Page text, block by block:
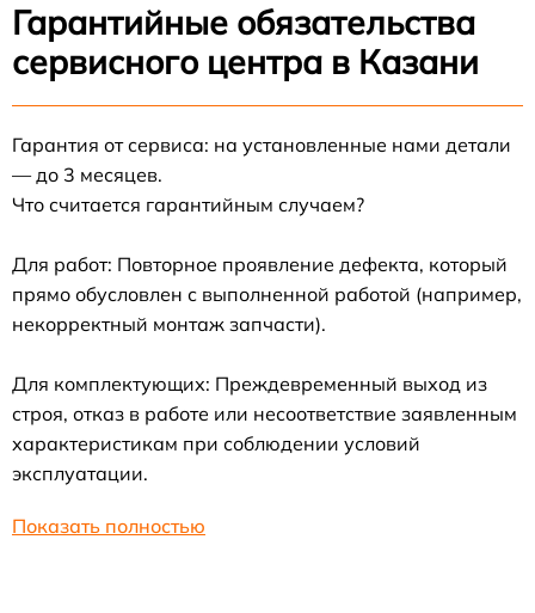
Гарантийные обязательства
сервисного центра в Казани
Гарантия от сервиса: на установленные нами детали
— до 3 месяцев.
Что считается гарантийным случаем?
Для работ: Повторное проявление дефекта, который
прямо обусловлен с выполненной работой (например,
некорректный монтаж запчасти).
Для комплектующих: Преждевременный выход из
строя, отказ в работе или несоответствие заявленным
характеристикам при соблюдении условий
эксплуатации.
Показать полностью